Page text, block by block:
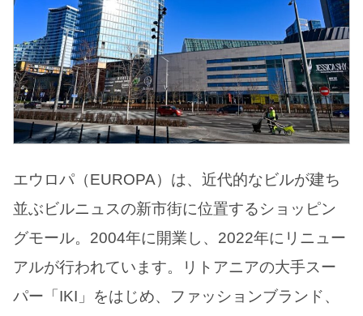
エウロパ（EUROPA）は、近代的なビルが建ち
並ぶビルニュスの新市街に位置するショッピン
グモール。2004年に開業し、2022年にリニュー
アルが行われています。リトアニアの大手スー
パー「IKI」をはじめ、ファッションブランド、